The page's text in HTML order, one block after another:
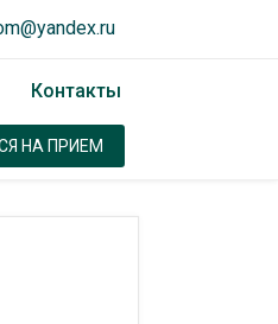
Контакты
НА ПРИЕМ